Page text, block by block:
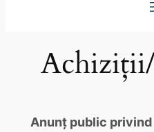
Anunț public